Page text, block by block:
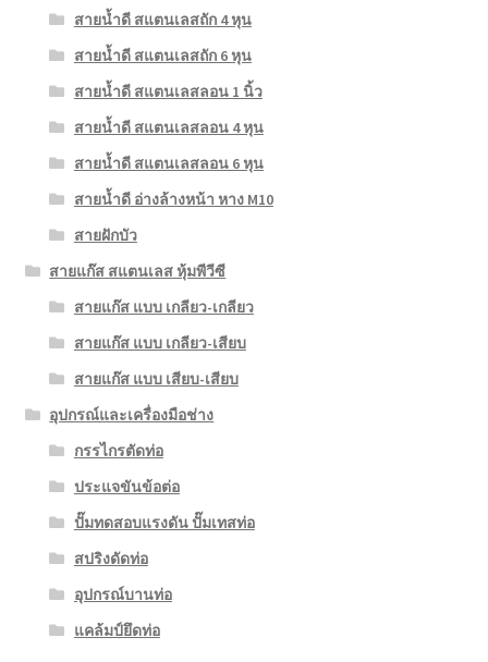
สายน้ำดี สแตนเลสถัก 4 หุน
สายน้ำดี สแตนเลสถัก 6 หุน
สายน้ำดี สแตนเลสลอน 1 นิ้ว
สายน้ำดี สแตนเลสลอน 4 หุน
สายน้ำดี สแตนเลสลอน 6 หุน
สายน้ำดี อ่างล้างหน้า หาง M10
สายฝักบัว
สายแก๊ส สแตนเลส หุ้มพีวีซี
สายแก๊ส แบบ เกลียว-เกลียว
สายแก๊ส แบบ เกลียว-เสียบ
สายแก๊ส แบบ เสียบ-เสียบ
อุปกรณ์และเครื่องมือช่าง
กรรไกรตัดท่อ
ประแจขันข้อต่อ
ปั๊มทดสอบแรงดัน ปั๊มเทสท่อ
สปริงดัดท่อ
อุปกรณ์บานท่อ
แคล้มป์ยึดท่อ